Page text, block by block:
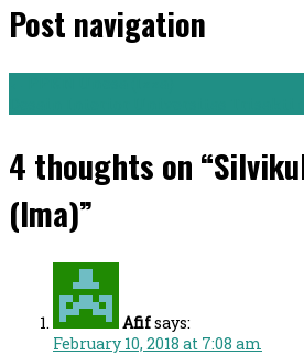
Post navigation
4 thoughts on
(Ima)”
Afifsays:
February 10, 2018 at 7:08 am